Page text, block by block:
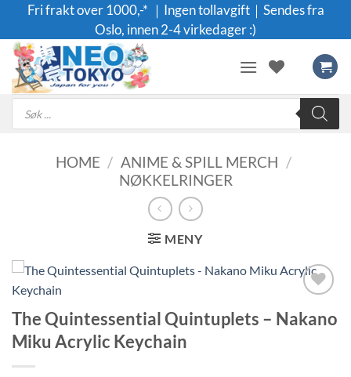
content
Fri frakt over 1000,-* ｜Ingen tollavgift｜Sendes fra
Oslo, innen 2-4 virkedager :)
Products
search
HOME / ANIME & SPILL MERCH /
NØKKELRINGER
MENY
Legg til i
ønskeliste
The Quintessential Quintuplets – Nakano
Miku Acrylic Keychain